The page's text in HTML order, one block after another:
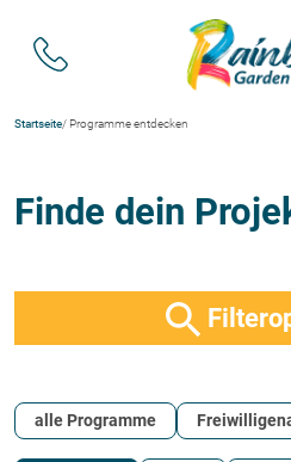
Startseite/ Programme entdecken
Finde dein
alle Programme